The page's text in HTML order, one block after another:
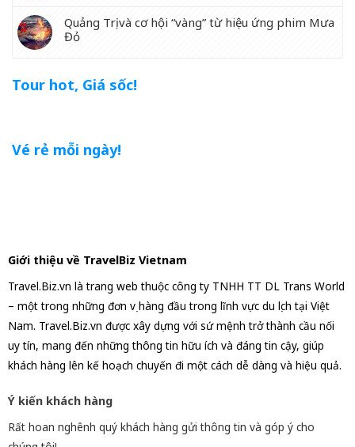
Quảng Trị và cơ hội “vàng” từ hiệu ứng phim Mưa
Đỏ
Tour hot, Giá sốc!
Vé rẻ mỗi ngày!
Giới thiệu về TravelBiz Vietnam
Travel.Biz.vn là trang web thuộc công ty TNHH TT DL Trans World
– một trong những đơn vị hàng đầu trong lĩnh vực du lịch tại Việt
Nam. Travel.Biz.vn được xây dựng với sứ mệnh trở thành cầu nối
uy tín, mang đến những thông tin hữu ích và đáng tin cậy, giúp
khách hàng lên kế hoạch chuyến đi một cách dễ dàng và hiệu quả.
Ý kiến khách hàng
Rất hoan nghênh quý khách hàng gửi thông tin và góp ý cho